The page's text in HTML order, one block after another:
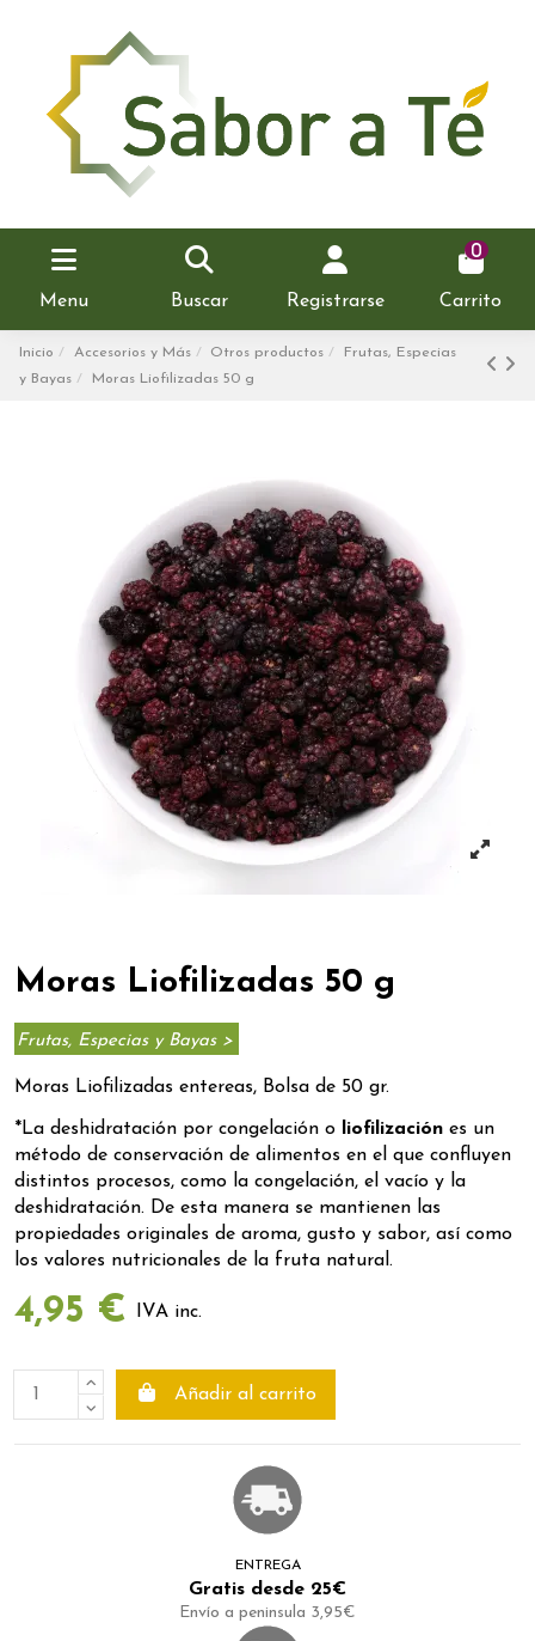
Menu Buscar Registrarse
0
Carrito
Inicio Accesorios y Más Otros productos
Frutas, Especias
y Bayas
Moras Liofilizadas 50 g
Moras Liofilizadas 50 g
Frutas, Especias y Bayas >
Moras Liofilizadas entereas, Bolsa de 50 gr.
*La deshidratación por congelación o liofilización es un
método de conservación de alimentos en el que confluyen
distintos procesos, como la congelación, el vacío y la
deshidratación. De esta manera se mantienen las
propiedades originales de aroma, gusto y sabor, así como
los valores nutricionales de la fruta natural.
4,95 € IVA inc.
Añadir al carrito
ENTREGA
Gratis desde 25€
Envío a peninsula 3,95€